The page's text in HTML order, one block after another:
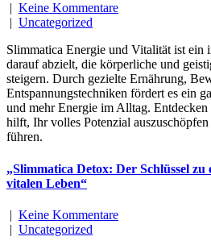
Keine Kommentare
Uncategorized
Slimmatica Energie und Vitalität ist ein
darauf abzielt, die körperliche und
steigern. Durch gezielte Ernährung,
Entspannungstechniken fördert es ein
und mehr Energie im Alltag.
hilft, Ihr volles Potenzial
führen.
„Slimmatica Detox: Der Schlüssel zu
vitalen Leben“
| Keine Kommentare
| Uncategorized